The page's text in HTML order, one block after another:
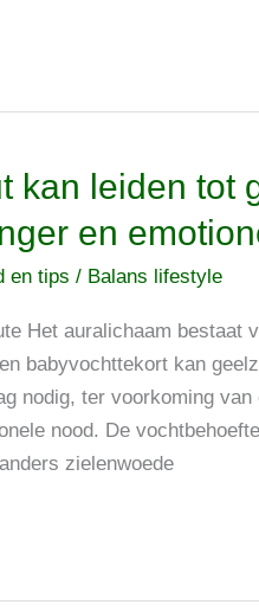
kan leiden tot
en
en tips / Balans lifestyle
Het auralichaam bestaat
babyvochttekort kan
nodig, ter voorkoming van
nood. De
zielenwoede